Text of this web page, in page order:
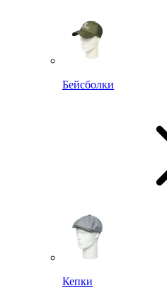
Бейсболки
Кепки